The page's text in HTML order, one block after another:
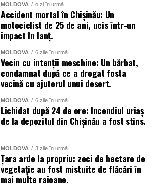
MOLDOVA o zi în urmă
Accident mortal în Chișinău: Un
motociclist de 25 de ani, ucis într-un
impact în lanț.
MOLDOVA 6 zile în urmă
Vecin cu intenții meschine: Un bărbat,
condamnat după ce a drogat fosta
vecină cu ajutorul unui desert.
MOLDOVA 6 zile în urmă
Lichidat după 24 de ore: Incendiul uriaș
de la depozitul din Chișinău a fost stins.
MOLDOVA 3 zile în urmă
Țara arde la propriu: zeci de hectare de
vegetație au fost mistuite de flăcări în
mai multe raioane.